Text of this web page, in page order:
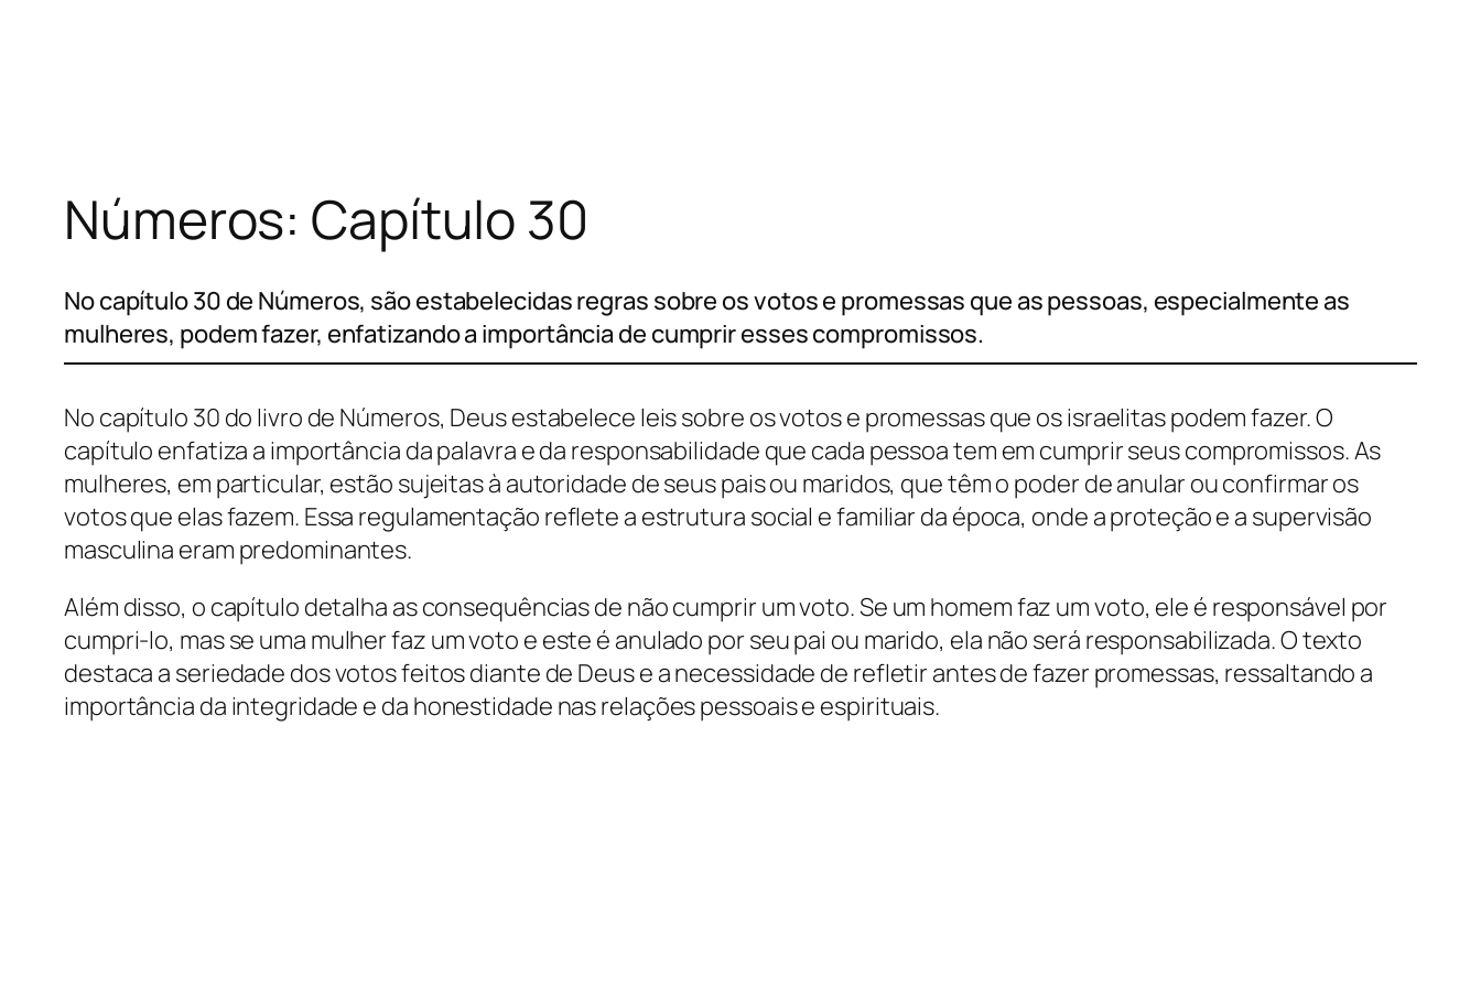
conteúdo
Números: Capítulo 30
No capítulo 30 de Números, são estabelecidas regras sobre os votos e promessas que as pessoas, especialmente as
mulheres, podem fazer, enfatizando a importância de cumprir esses compromissos.
No capítulo 30 do livro de Números, Deus estabelece leis sobre os votos e promessas que os israelitas podem fazer. O
capítulo enfatiza a importância da palavra e da responsabilidade que cada pessoa tem em cumprir seus compromissos. As
mulheres, em particular, estão sujeitas à autoridade de seus pais ou maridos, que têm o poder de anular ou confirmar os
votos que elas fazem. Essa regulamentação reflete a estrutura social e familiar da época, onde a proteção e a supervisão
masculina eram predominantes.
Além disso, o capítulo detalha as consequências de não cumprir um voto. Se um homem faz um voto, ele é responsável por
cumpri-lo, mas se uma mulher faz um voto e este é anulado por seu pai ou marido, ela não será responsabilizada. O texto
destaca a seriedade dos votos feitos diante de Deus e a necessidade de refletir antes de fazer promessas, ressaltando a
importância da integridade e da honestidade nas relações pessoais e espirituais.